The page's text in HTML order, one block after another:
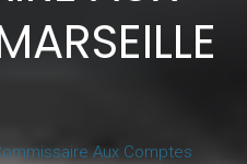
Aux Comptes